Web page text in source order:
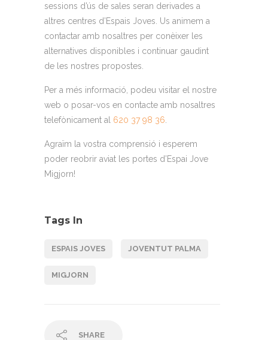
sessions d’ús de sales seran derivades a
altres centres d’Espais Joves. Us animem a
contactar amb nosaltres per conèixer les
alternatives disponibles i continuar gaudint
de les nostres propostes.
Per a més informació, podeu visitar el nostre
web o posar-vos en contacte amb nosaltres
telefònicament al 620 37 98 36
Agraïm la vostra comprensió i esperem
poder reobrir aviat les portes d’Espai Jove
Migjorn!
Tags In
ESPAIS JOVES JOVENTUT PALMA
MIGJORN
SHARE